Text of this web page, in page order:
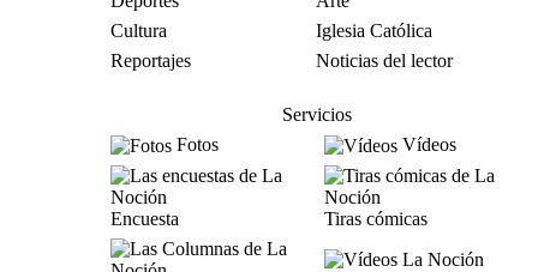
Cultura
Iglesia Católica
Reportajes
Noticias del lector
Servicios
Fotos
Vídeos
Encuesta Tiras cómicas